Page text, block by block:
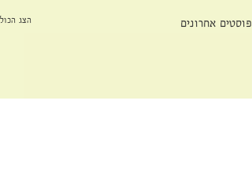
פוסטים אחרונים הצג הכול